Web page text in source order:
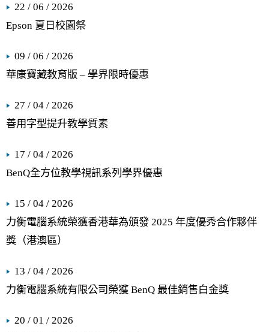
22 / 06 / 2026
Epson 夏日校園祭
09 / 06 / 2026
華康寶藏教育版 – 學界限時優惠
27 / 04 / 2026
善用字型提升教學質素
17 / 04 / 2026
BenQ全方位教學視訊系列學界優惠
15 / 04 / 2026
力衡電腦系統榮獲香港華為頒發 2025 年度優秀合作夥伴
獎（港澳區）
13 / 04 / 2026
力衡電腦系統有限公司榮獲 BenQ 最佳銷售白金獎
20 / 01 / 2026